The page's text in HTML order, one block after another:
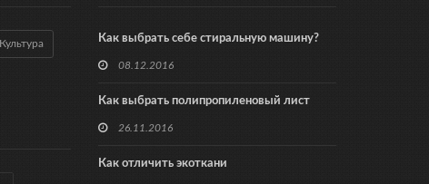
Культура Как выбрать себе стиральную машину?
08.12.2016
Как выбрать полипропиленовый лист
26.11.2016
Как отличить экоткани